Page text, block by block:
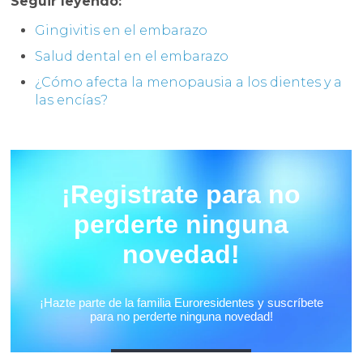
Gingivitis en el embarazo
Salud dental en el embarazo
¿Cómo afecta la menopausia a los dientes y a
las encías?